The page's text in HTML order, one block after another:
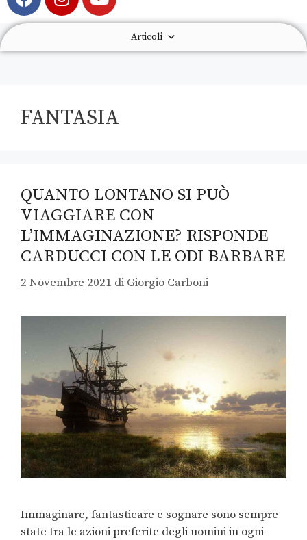
Articoli
FANTASIA
QUANTO LONTANO SI PUÒ
VIAGGIARE CON
L’IMMAGINAZIONE? RISPONDE
CARDUCCI CON LE ODI BARBARE
2 Novembre 2021 di Giorgio Carboni
Immaginare, fantasticare e sognare sono sempre
state tra le azioni preferite degli uomini in ogni